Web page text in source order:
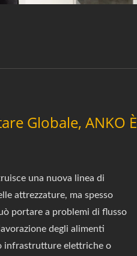
Globale, ANKO È
una nuova linea di
attrezzature, ma spesso
portare a problemi di flusso
degli alimenti
infrastrutture elettriche o